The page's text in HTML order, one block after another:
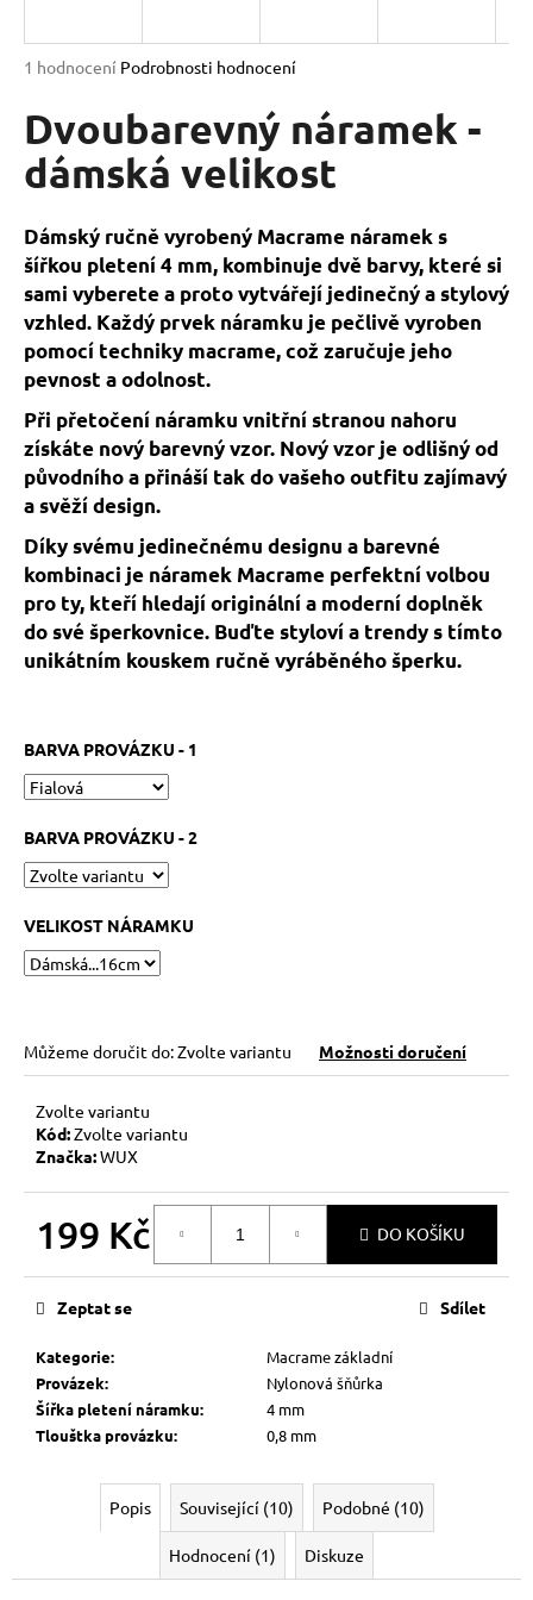
Průměrné
produktu
5,0
z
hvězdiček.
1 hodnocení Podrobnosti hodnocení
Dvoubarevný náramek -
dámská velikost
Dámský ručně vyrobený Macrame náramek s
šířkou pletení 4 mm, kombinuje dvě barvy, které si
sami vyberete a proto vytvářejí jedinečný a stylový
vzhled. Každý prvek náramku je pečlivě vyroben
pomocí techniky macrame, což zaručuje jeho
pevnost a odolnost.
Při přetočení náramku vnitřní stranou nahoru
získáte nový barevný vzor. Nový vzor je odlišný od
původního a přináší tak do vašeho outfitu zajímavý
a svěží design.
Díky svému jedinečnému designu a barevné
kombinaci je náramek Macrame perfektní volbou
pro ty, kteří hledají originální a moderní doplněk
do své šperkovnice. Buďte styloví a trendy s tímto
unikátním kouskem ručně vyráběného šperku.
BARVA PROVÁZKU - 1
BARVA PROVÁZKU - 2
VELIKOST NÁRAMKU
Můžeme doručit do:Zvolte variantu Možnosti doručení
Zvolte variantu
Kód:Zvolte variantu
Značka:WUX
199 Kč DO KOŠÍKU
Kategorie:
Macrame základní
Provázek:
Nylonová šňůrka
Šířka pletení náramku:
4 mm
Tlouštka provázku: 0,8 mm
Zeptat se Sdílet
Popis Související (10) Podobné (10)
Hodnocení (1) Diskuze
j
t
?
HLEDAT
D
o
p
o
r
u
č
u
j
e
m
e
HEMATITOVÉ
SRDÍČKO
–
PORVÁZKOVÝ
169
Kč
Původně:
Kč